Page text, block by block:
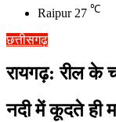
skin
Raipur 27 ℃
छत्तीसगढ़
रायगढ़: रील के
नदी में कूदते ही